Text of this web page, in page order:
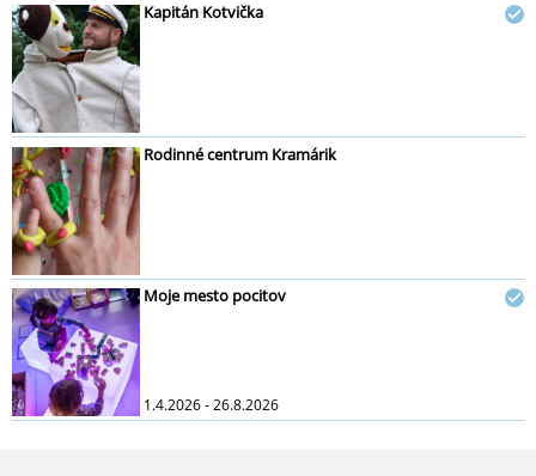
Kapitán Kotvička
Rodinné centrum Kramárik
Moje mesto pocitov
1.4.2026 - 26.8.2026